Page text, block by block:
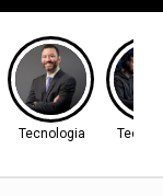
Tecnologia